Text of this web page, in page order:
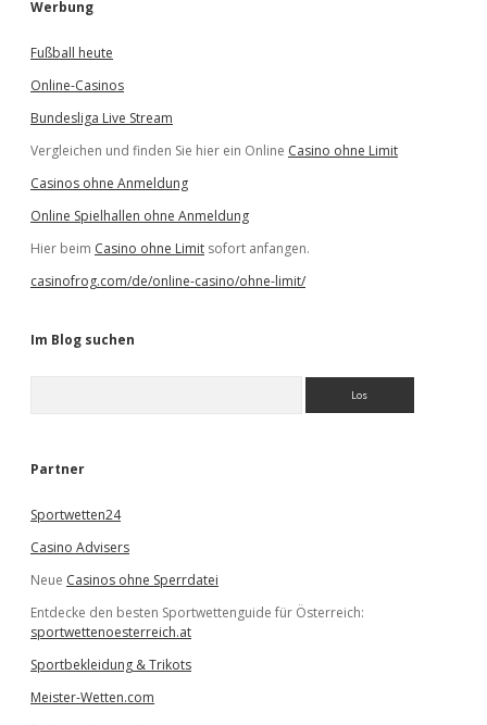
Werbung
Fußball heute
Online-Casinos
Bundesliga Live Stream
Vergleichen und finden Sie hier ein Online Casino ohne Limit
Casinos ohne Anmeldung
Online Spielhallen ohne Anmeldung
Hier beim Casino ohne Limit sofort anfangen.
casinofrog.com/de/online-casino/ohne-limit/
Im Blog suchen
e
Partner
Sportwetten24
Casino Advisers
Neue Casinos ohne Sperrdatei
Entdecke den besten Sportwettenguide für Österreich:
sportwettenoesterreich.at
Sportbekleidung & Trikots
Meister-Wetten.com